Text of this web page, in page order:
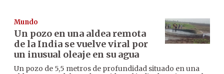
Mundo
Un pozo en una aldea remota
de la India se vuelve viral por
un inusual oleaje en su agua
Un pozo de 5,5 metros de profundidad situado en una